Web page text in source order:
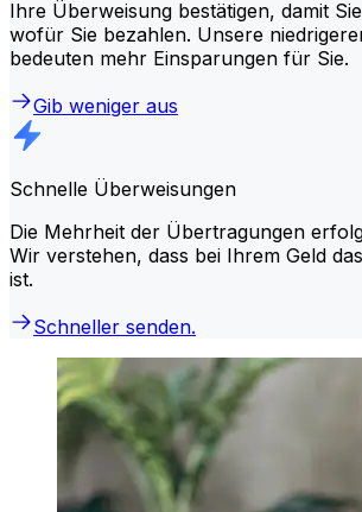
Ihre Überweisung bestätigen, damit
wofür Sie bezahlen. Unsere
bedeuten mehr Einsparungen für Sie.
Gib weniger aus
Schnelle Überweisungen
Die Mehrheit der Übertragungen
Wir verstehen, dass bei Ihrem Geld
ist.
Schneller senden.